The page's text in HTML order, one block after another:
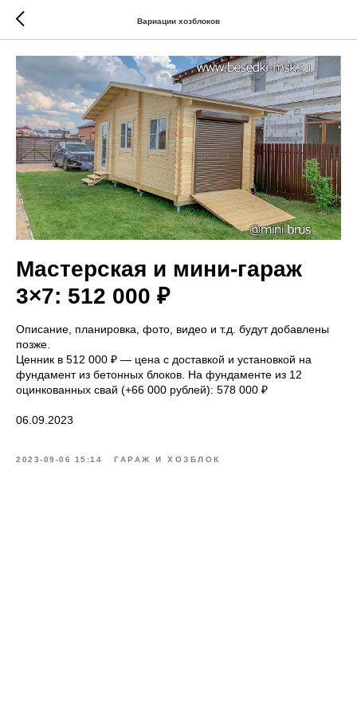
Вариации хозблоков
Мастерская и мини-гараж
3×7: 512 000 ₽
Описание, планировка, фото, видео и т.д. будут добавлены
позже.
Ценник в 512 000 ₽ — цена с доставкой и установкой на
фундамент из бетонных блоков. На фундаменте из 12
оцинкованных свай (+66 000 рублей): 578 000 ₽
06.09.2023
2023-09-06 15:14 ГАРАЖ И ХОЗБЛОК